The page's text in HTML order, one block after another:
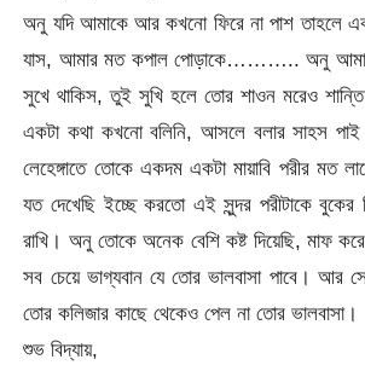
অনু যদি আমাকে আর কখনো ফিরে না পাশ তাহলে
যাস, আমার মত কপাল পোড়াকে……….. অনু
সুখে থাকিস, তুই সুখি হলে তোর শাওন মরেও
একটা কথা কখনো বলিনি, আসলে বলার সাহস
লেহেঙ্গাতে তোকে একদম একটা মায়াবি পরীর মত
যত দেখেছি ইচ্ছে করতো এই সুন্দর পরীটাকে
রাখি। অনু তোকে অনেক বেশি কষ্ট দিয়েছি, মাফ
সব চেয়ে ভাগ্যবান যে তোর ভালবাসা পাবে। আর
তোর কলিজার কাছে থেকেও পেল না তোর ভালবাসা।
শুভ বিদ্যায়,